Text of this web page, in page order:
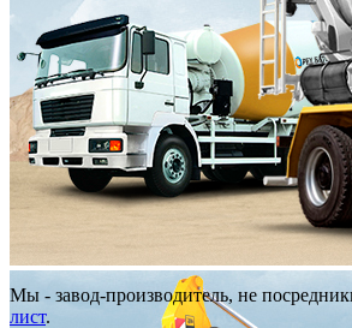
Мы - завод-производитель, не
лист.